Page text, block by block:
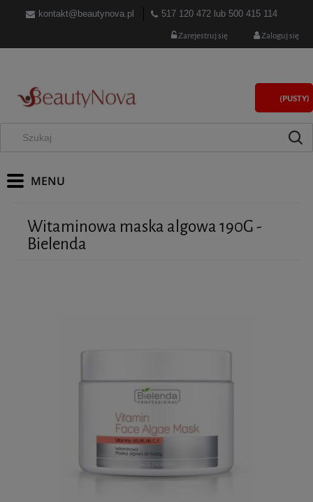
kontakt@beautynova.pl 517 120 472 lub 500 415 114
Zarejestruj się Zaloguj się
(PUSTY)
Witaminowa maska algowa 190G -
Bielenda